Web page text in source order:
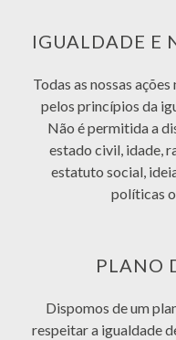
IGUALDADE E
Todas as nossas
pelos princípios da
Não é permitida a
estado civil, idade,
estatuto social,
políticas
PLANO
Dispomos de um
respeitar a igualdade